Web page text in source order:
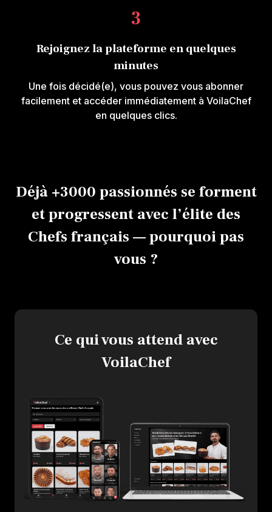
3
Rejoignez la plateforme en quelques
minutes
Une fois décidé(e), vous pouvez vous abonner
facilement et accéder immédiatement à VoilaChef
en quelques clics.
Déjà +3000 passionnés se forment
et progressent avec l’élite des
Chefs français — pourquoi pas
vous ?
Ce qui vous attend avec
VoilaChef
Envie d'en savoir
Laissez-nous vos
membre de l'équipe
Présentation de la